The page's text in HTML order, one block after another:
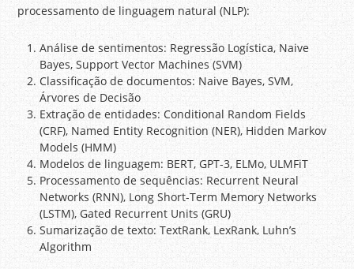
processamento de linguagem natural (NLP):
Análise de sentimentos: Regressão Logística, Naive
Bayes, Support Vector Machines (SVM)
Classificação de documentos: Naive Bayes, SVM,
Árvores de Decisão
Extração de entidades: Conditional Random Fields
(CRF), Named Entity Recognition (NER), Hidden Markov
Models (HMM)
Modelos de linguagem: BERT, GPT-3, ELMo, ULMFiT
Processamento de sequências: Recurrent Neural
Networks (RNN), Long Short-Term Memory Networks
(LSTM), Gated Recurrent Units (GRU)
Sumarização de texto: TextRank, LexRank, Luhn’s
Algorithm